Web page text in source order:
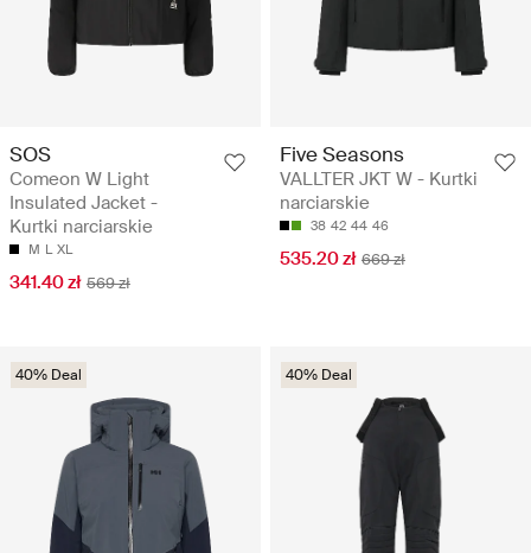
SOS
Comeon W Light
Insulated Jacket -
Kurtki narciarskie
M L XL
341.40 zł 569 zł
Five Seasons
VALLTER JKT W - Kurtki
narciarskie
38 42 44 46
535.20 zł 669 zł
40% Deal 40% Deal